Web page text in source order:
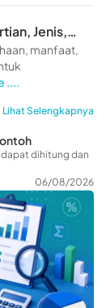
Jenis,
manfaat,
....
Lihat Selengkapnya
dihitung dan
06/08/2026